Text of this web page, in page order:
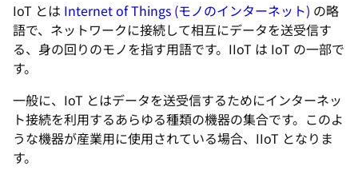
IoT とは Internet of Things (モノのインターネット) の略
語で、ネットワークに接続して相互にデータを送受信す
る、身の回りのモノを指す用語です。IIoT は IoT の一部で
す。
一般に、IoT とはデータを送受信するためにインターネッ
ト接続を利用するあらゆる種類の機器の集合です。このよ
うな機器が産業用に使用されている場合、IIoT となりま
す。